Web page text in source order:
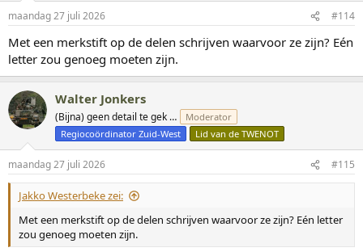
n
e
n
:
maandag 27 juli 2026 #114
Met een merkstift op de delen schrijven waarvoor ze zijn? Eén
letter zou genoeg moeten zijn.
Walter Jonkers
(Bijna) geen detail te gek …
Moderator
Regiocoördinator Zuid-West
Lid van de TWENOT
maandag 27 juli 2026 #115
Jakko Westerbeke zei:
Met een merkstift op de delen schrijven waarvoor ze zijn? Eén letter
zou genoeg moeten zijn.